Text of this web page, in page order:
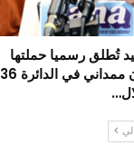
تُطلق رسميا حملتها
لخلافة زهران ممداني في الدائرة 36